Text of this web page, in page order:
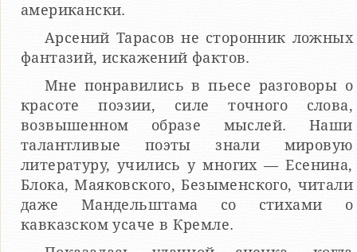
американски.
Арсений Тарасов не сторонник ложных
фантазий, искажений фактов.
Мне понравились в пьесе разговоры о
красоте поэзии, силе точного слова,
возвышенном образе мыслей. Наши
талантливые поэты знали мировую
литературу, учились у многих — Есенина,
Блока, Маяковского, Безыменского, читали
даже Мандельштама со стихами о
кавказском усаче в Кремле.